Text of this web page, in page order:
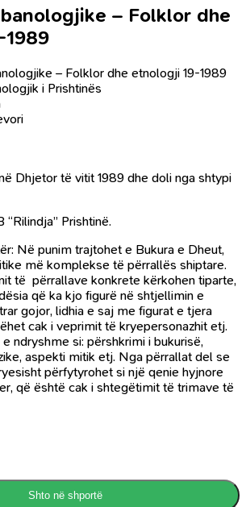
– Folklor dhe
– Folklor dhe etnologji 19-1989
i Prishtinës
Dhjetor të vitit 1989 dhe doli nga shtypi
Prishtinë.
Në punim trajtohet e Bukura e Dheut,
më komplekse të përrallës shiptare.
të përrallave konkrete kërkohen tiparte,
që ka kjo figurë në shtjellimin e
gojor, lidhia e saj me figurat e tjera
cak i veprimit të kryepersonazhit etj.
ndryshme si: përshkrimi i bukurisë,
aspekti mitik etj. Nga përrallat del se
përfytyrohet si një qenie hyjnore
që është cak i shtegëtimit të trimave të
Shto në shportë